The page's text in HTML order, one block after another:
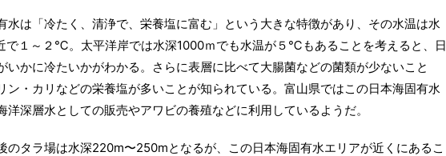
水は「冷たく、清浄で、栄養塩に富む」という大きな特徴があり、その水温は水
で１～２℃。太平洋岸では水深1000ｍでも水温が５℃もあることを考えると、日
いかに冷たいかがわかる。さらに表層に比べて大腸菌などの菌類が少ないこと
ン・カリなどの栄養塩が多いことが知られている。富山県ではこの日本海固有水
洋深層水としての販売やアワビの養殖などに利用しているようだ。
のタラ場は水深220m〜250mとなるが、この日本海固有水エリアが近くにあるこ